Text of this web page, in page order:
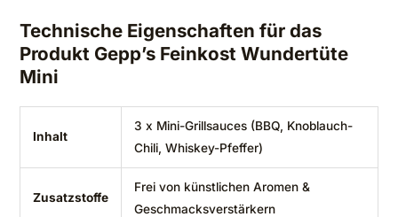
Technische Eigenschaften für das
Produkt Gepp’s Feinkost Wundertüte
Mini
Inhalt
3 x Mini-Grillsauces (BBQ, Knoblauch-
Chili, Whiskey-Pfeffer)
Zusatzstoffe
Frei von künstlichen Aromen &
Geschmacksverstärkern